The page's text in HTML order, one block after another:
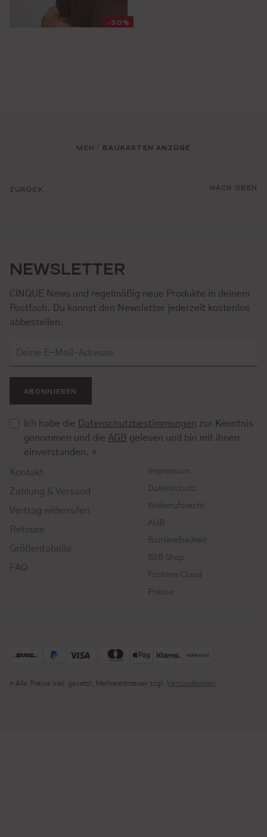
-30%
ZURÜCK
MEN BAUKASTEN ANZÜGE
NACH OBEN
NEWSLETTER
CINQUE News und regelmäßig neue Produkte in deinem
Postfach. Du kannst den Newsletter jederzeit kostenlos
abbestellen.
ABONNIEREN
Ich habe die Datenschutzbestimmungen zur Kenntnis
genommen und die AGB gelesen und bin mit ihnen
einverstanden. *
Kontakt
Zahlung & Versand
Vertrag widerrufen
Retoure
Größentabelle
FAQ
Impressum
Datenschutz
Widerrufsrecht
AGB
Barrierefreiheit
B2B Shop
Fashion Cloud
Presse
* Alle Preise inkl. gesetzl. Mehrwertsteuer zzgl. Versandkosten